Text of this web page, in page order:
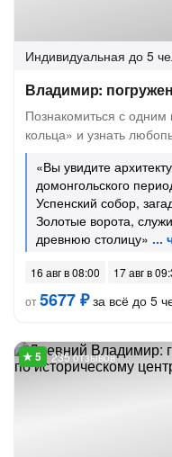
Индивидуальная до 5
Владимир:
Познакомиться с одним
кольца» и узнать
«Вы увидите
домонгольского
Успенский собор,
Золотые ворота,
древнюю столицу»
16 авг в 08:00
17 авг в
от5677 ₽за всё до 5
235 отзывов